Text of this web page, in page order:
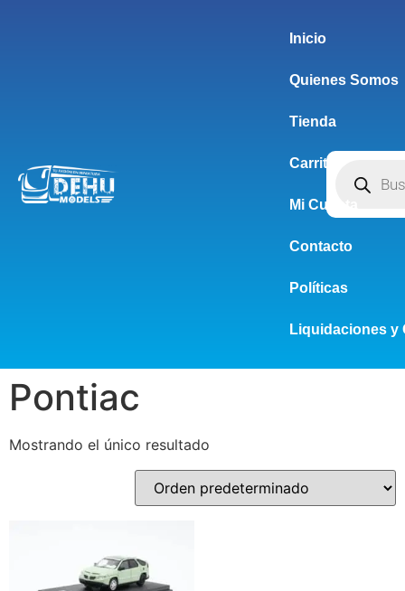
Inicio
Quienes Somos
Tienda
Carrito
Mi Cuenta
Contacto
Políticas
Liquidaciones y
Pontiac
Mostrando el único resultado